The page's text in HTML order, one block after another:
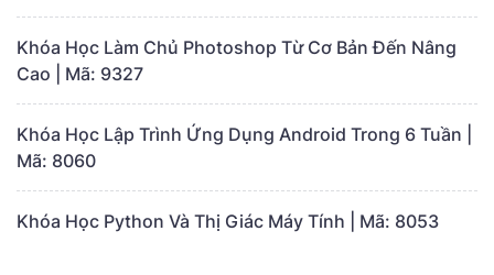
Khóa Học Làm Chủ Photoshop Từ Cơ Bản Đến Nâng
Cao | Mã: 9327
Khóa Học Lập Trình Ứng Dụng Android Trong 6 Tuần |
Mã: 8060
Khóa Học Python Và Thị Giác Máy Tính | Mã: 8053